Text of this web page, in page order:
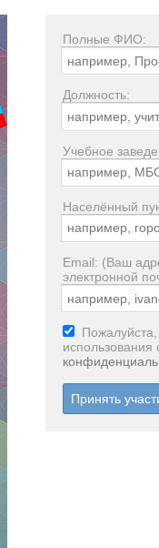
Полные ФИО:
Должность:
Учебное
Населённый
Email: (Ваш
электронной
Пожалуйста,
использования